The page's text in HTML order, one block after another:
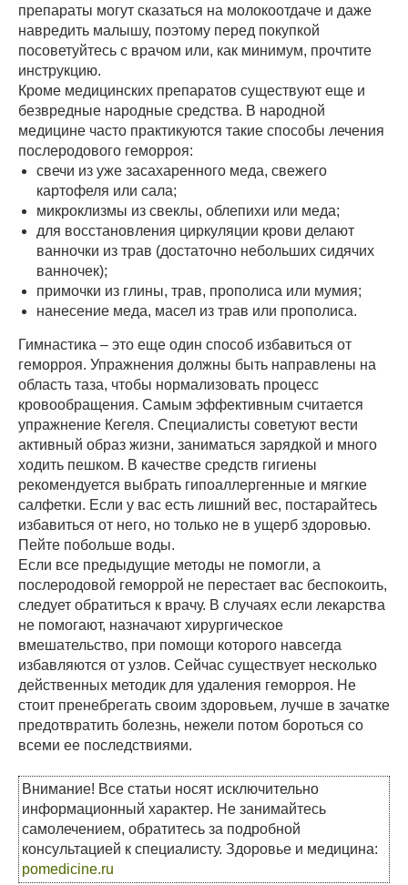
препараты могут сказаться на молокоотдаче и даже
навредить малышу, поэтому перед покупкой
посоветуйтесь с врачом или, как минимум, прочтите
инструкцию.
Кроме медицинских препаратов существуют еще и
безвредные народные средства. В народной
медицине часто практикуются такие способы лечения
послеродового геморроя:
свечи из уже засахаренного меда, свежего
картофеля или сала;
микроклизмы из свеклы, облепихи или меда;
для восстановления циркуляции крови делают
ванночки из трав (достаточно небольших сидячих
ванночек);
примочки из глины, трав, прополиса или мумия;
нанесение меда, масел из трав или прополиса.
Гимнастика – это еще один способ избавиться от
геморроя. Упражнения должны быть направлены на
область таза, чтобы нормализовать процесс
кровообращения. Самым эффективным считается
упражнение Кегеля. Специалисты советуют вести
активный образ жизни, заниматься зарядкой и много
ходить пешком. В качестве средств гигиены
рекомендуется выбрать гипоаллергенные и мягкие
салфетки. Если у вас есть лишний вес, постарайтесь
избавиться от него, но только не в ущерб здоровью.
Пейте побольше воды.
Если все предыдущие методы не помогли, а
послеродовой геморрой не перестает вас беспокоить,
следует обратиться к врачу. В случаях если лекарства
не помогают, назначают хирургическое
вмешательство, при помощи которого навсегда
избавляются от узлов. Сейчас существует несколько
действенных методик для удаления геморроя. Не
стоит пренебрегать своим здоровьем, лучше в зачатке
предотвратить болезнь, нежели потом бороться со
всеми ее последствиями.
Внимание! Все статьи носят исключительно
информационный характер. Не занимайтесь
самолечением, обратитесь за подробной
консультацией к специалисту. Здоровье и медицина:
pomedicine.ru